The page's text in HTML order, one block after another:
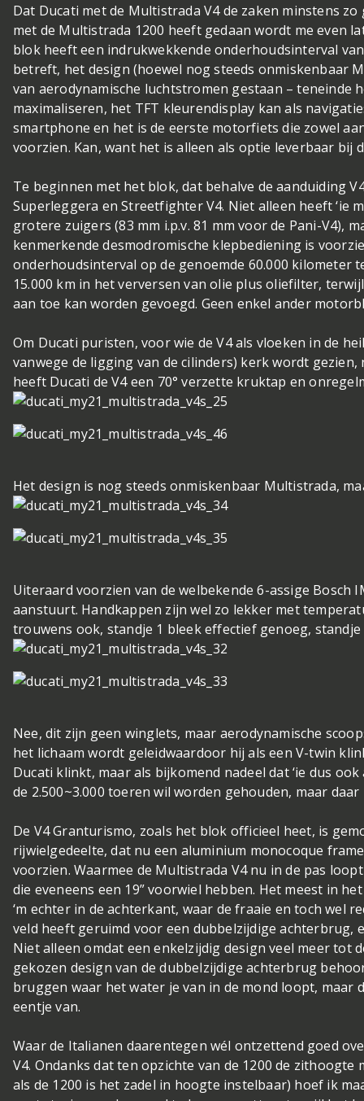
Dat Ducati met de Multistrada V4 de zaken minstens
met de Multistrada 1200 heeft gedaan wordt me even
blok heeft een indrukwekkende onderhoudsinterval
betreft, het design (hoewel nog steeds onmiskenbaar
van aerodynamische luchtstromen gestaan – teneinde
maximaliseren, het TFT kleurendisplay kan als
smartphone en het is de eerste motorfiets die zowel
voorzien. Kan, want het is alleen als optie leverbaar bij
Te beginnen met het blok, dat behalve de aanduiding
Superleggera en Streetfighter V4. Niet alleen heeft ‘ie
grotere zuigers (83 mm i.p.v. 81 mm voor de Pani-V4),
kenmerkende desmodromische klepbediening is
onderhoudsinterval op de genoemde 60.000
15.000 km in het verversen van olie plus oliefilter,
aan toe kan worden gevoegd. Geen enkel ander
Om Ducati puristen, voor wie de V4 als vloeken in de
vanwege de ligging van de cilinders) kerk wordt
heeft Ducati de V4 een 70° verzette kruktap en
Het design is nog steeds onmiskenbaar Multistrada,
Uiteraard voorzien van de welbekende 6-assige Bosch
aanstuurt. Handkappen zijn wel zo lekker met
trouwens ook, standje 1 bleek effectief genoeg,
Nee, dit zijn geen winglets, maar aerodynamische
het lichaam wordt geleidwaardoor hij als een V-twin
Ducati klinkt, maar als bijkomend nadeel dat ‘ie dus
de 2.500~3.000 toeren wil worden gehouden, maar
De V4 Granturismo, zoals het blok officieel heet, is
rijwielgedeelte, dat nu een aluminium monocoque
voorzien. Waarmee de Multistrada V4 nu in de pas
die eveneens een 19” voorwiel hebben. Het meest in
‘m echter in de achterkant, waar de fraaie en toch wel
veld heeft geruimd voor een dubbelzijdige achterbrug,
Niet alleen omdat een enkelzijdig design veel meer tot
gekozen design van de dubbelzijdige achterbrug
bruggen waar het water je van in de mond loopt, maar
eentje van.
Waar de Italianen daarentegen wél ontzettend goed
V4. Ondanks dat ten opzichte van de 1200 de
als de 1200 is het zadel in hoogte instelbaar) hoef ik